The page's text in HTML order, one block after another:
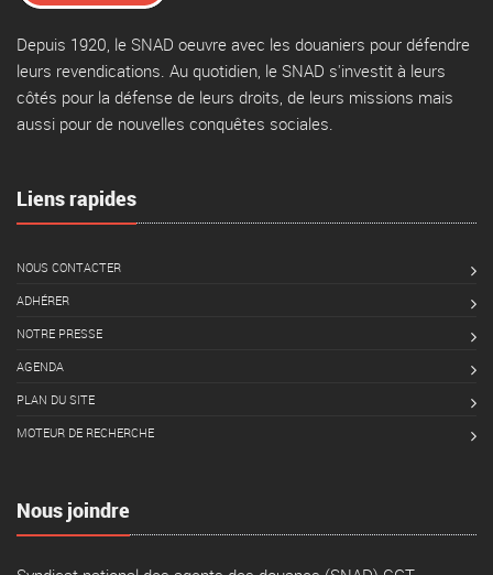
Depuis 1920, le SNAD oeuvre avec les douaniers pour défendre
leurs revendications. Au quotidien, le SNAD s'investit à leurs
côtés pour la défense de leurs droits, de leurs missions mais
aussi pour de nouvelles conquêtes sociales.
Liens rapides
NOUS CONTACTER
ADHÉRER
NOTRE PRESSE
AGENDA
PLAN DU SITE
MOTEUR DE RECHERCHE
Nous joindre